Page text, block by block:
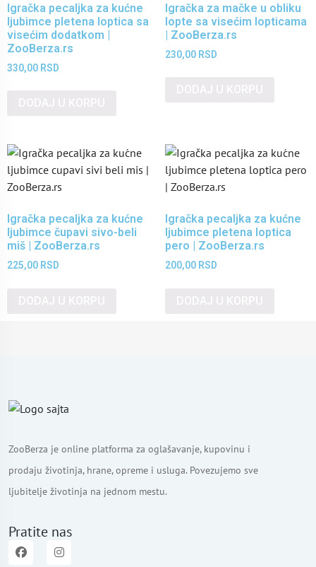
Igračka pecaljka za kućne
ljubimce pletena loptica sa
visećim dodatkom |
ZooBerza.rs
330,00 RSD
Igračka za mačke u obliku
lopte sa visećim lopticama
| ZooBerza.rs
230,00 RSD
Igračka pecaljka za kućne
ljubimce čupavi sivo-beli
miš | ZooBerza.rs
225,00 RSD
Igračka pecaljka za kućne
ljubimce pletena loptica
pero | ZooBerza.rs
200,00 RSD
ZooBerza je online platforma za oglašavanje, kupovinu i
prodaju životinja, hrane, opreme i usluga. Povezujemo sve
ljubitelje životinja na jednom mestu.
Pratite nas